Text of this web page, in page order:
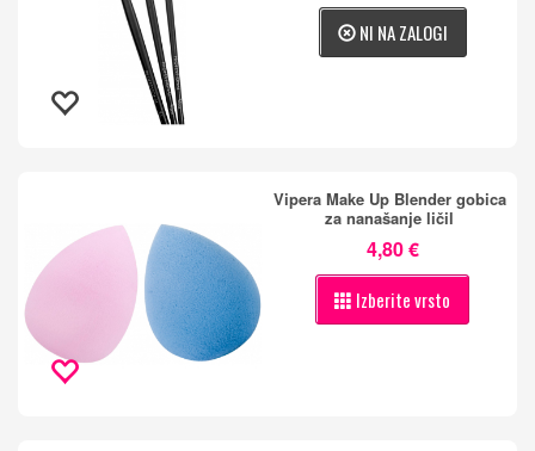
NI NA ZALOGI
Vipera Make Up Blender gobica
za nanašanje ličil
4,80 €
Izberite vrsto